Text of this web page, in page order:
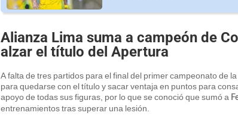
Alianza Lima suma a campeón de
alzar el título del Apertura
A falta de tres partidos para el final del primer campeonato de la
para quedarse con el título y sacar ventaja en puntos para
apoyo de todas sus figuras, por lo que se conoció que sumó a
entrenamientos tras superar una lesión.